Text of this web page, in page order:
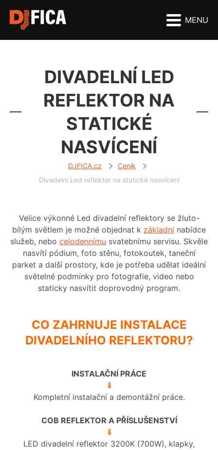
MENU
DIVADELNÍ LED
REFLEKTOR NA
STATICKÉ
NASVÍCENÍ
DJFICA.cz
Ceník
Divadelní Led reflektor na statické nasvícení
Velice výkonné Led divadelní reflektory se žluto-
bílým světlem je možné objednat k základní nabídce
služeb, nebo celodennímu svatebnímu servisu. Skvěle
nasvítí pódium, foto stěnu, fotokoutek, taneční
parket a další prostory, kde je potřeba udělat ideální
světelné podmínky pro fotografie, video nebo
staticky nasvítit doprovodný program.
CO ZAHRNUJE INSTALACE
DIVADELNÍHO REFLEKTORU?
INSTALAČNÍ PRÁCE
⇓
Kompletní instalační a demontážní práce.
COB REFLEKTOR A PŘÍSLUŠENSTVÍ
⇓
LED divadelní reflektor 3200K (700W), klapky,